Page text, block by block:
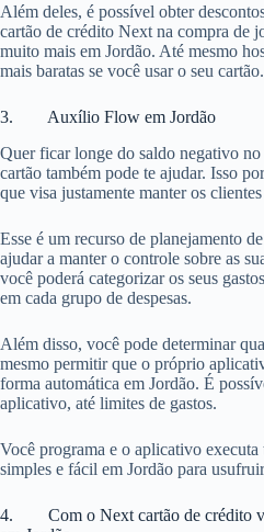
Além deles, é possível obter
cartão de crédito Next na compra de
muito mais em Jordão. Até mesmo
mais baratas se você usar o seu cartão.
3. Auxílio Flow em Jordão
Quer ficar longe do saldo negativo
cartão também pode te ajudar. Isso
que visa justamente manter os
Esse é um recurso de planejamento
ajudar a manter o controle sobre as
você poderá categorizar os seus
em cada grupo de despesas.
Além disso, você pode determinar
mesmo permitir que o próprio
forma automática em Jordão. É
aplicativo, até limites de gastos.
Você programa e o aplicativo executa
simples e fácil em Jordão para
4. Com o Next cartão de crédito